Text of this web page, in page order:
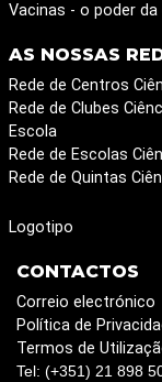
Vacinas - o poder da
AS NOSSAS
Rede de Centros
Rede de Clubes
Escola
Rede de Escolas
Rede de Quintas
Logotipo
CONTACTOS
Correio electrónico
Política de
Termos de
Tel: (+351) 21 898